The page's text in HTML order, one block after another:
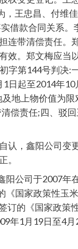
，王忠昌、付维
借款合同关系。
连带清偿责任。
效。郑文梅应当
字第144号判决:
日起至2014年10
地上物价值为
偿责任;四、驳
认，鑫阳公司变
。
阳公司于2007年
《国家政策性玉
订的《国家政策
年1月19日至4月